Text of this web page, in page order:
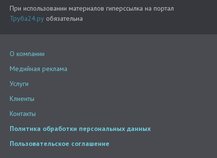
При использовании материалов гиперссылка на портал
Труба24.ру обязательна
О компании
Медийная реклама
Услуги
Клиенты
Контакты
Политика обработки персональных данных
Пользовательское соглашение